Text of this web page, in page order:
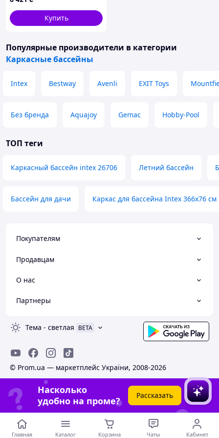
Купить
Популярные производители в категории
Каркасные бассейны
Intex Bestway Avenli EXIT Toys
Без бренда Aquajoy Gemac Hobby-Pool
ТОП теги
Каркасный бассейн intex 26706 Летний бассейн
Бассейн для дачи Каркас для бассейна Intex 366х76 см
Покупателям
Продавцам
О нас
Партнеры
Тема - светлая BETA
© Prom.ua — маркетплейс України, 2008-2026
Насколько
удобно на проме?
Рассказать
Главная Каталог Корзина Чаты Кабинет